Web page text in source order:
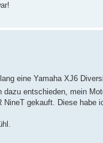
eine Yamaha XJ6
dazu entschieden, mein
gekauft. Diese habe